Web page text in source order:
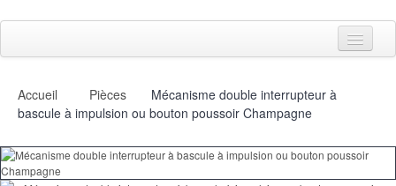
Interrupteurs
Va et Vients
Accueil Pièces
Mécanisme double interrupteur à
bascule à impulsion ou bouton poussoir Champagne